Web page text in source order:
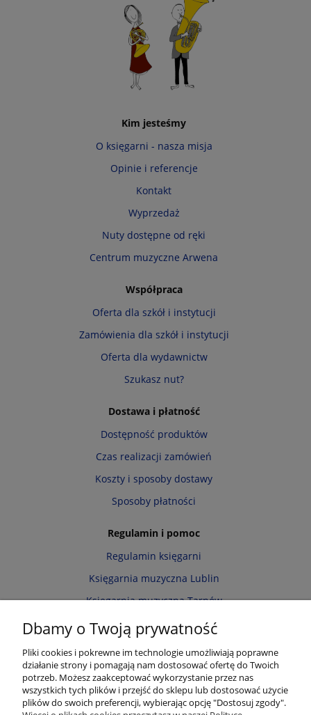
Kim jesteśmy
O księgarni - nasza misja
Opinie i referencje
Kontakt
Wyprzedaż
Nuty dostępne od ręki
Centrum muzyczne Arwena
Współpraca
Oferta dla szkół i instytucji
Zamówienia dla szkół i instytucji
Oferta dla wydawnictw
Szukasz nut?
Dostawa i płatność
Dostępność produktów
Czas realizacji zamówień
Koszty i sposoby dostawy
Sposoby płatności
Regulamin i pomoc
Regulamin księgarni
Księgarnia muzyczna Lublin
Księgarnia muzyczna Tarnów
Informacja o cookies
Zwroty i reklamacje
Moje konto
Dbamy o Twoją prywatność
Pliki cookies i pokrewne im technologie umożliwiają poprawne
działanie strony i pomagają nam dostosować ofertę do Twoich
potrzeb. Możesz zaakceptować wykorzystanie przez nas
wszystkich tych plików i przejść do sklepu lub dostosować użycie
plików do swoich preferencji, wybierając opcję "Dostosuj zgody".